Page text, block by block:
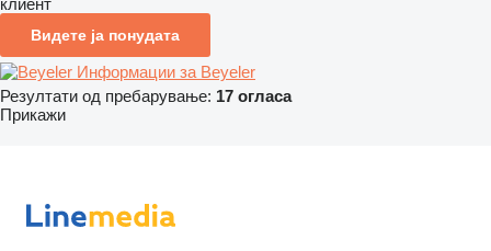
клиент
Видете ја понудата
Информации за Beyeler
Резултати од пребарување: 17 огласа
Прикажи